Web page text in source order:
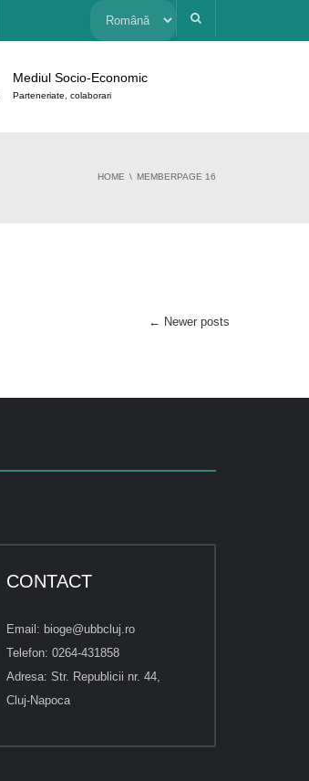
Alege
limbă
Mediul Socio-Economic
Parteneriate, colaborari
HOME MEMBERPAGE 16
← Newer posts
CONTACT
Email: bioge@ubbcluj.ro
Telefon: 0264-431858
Adresa: Str. Republicii nr. 44,
Cluj-Napoca